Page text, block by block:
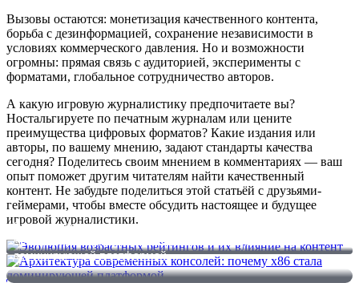
Вызовы остаются: монетизация качественного контента,
борьба с дезинформацией, сохранение независимости в
условиях коммерческого давления. Но и возможности
огромны: прямая связь с аудиторией, эксперименты с
форматами, глобальное сотрудничество авторов.
А какую игровую журналистику предпочитаете вы?
Ностальгируете по печатным журналам или цените
преимущества цифровых форматов? Какие издания или
авторы, по вашему мнению, задают стандарты качества
сегодня? Поделитесь своим мнением в комментариях — ваш
опыт поможет другим читателям найти качественный
контент. Не забудьте поделиться этой статьёй с друзьями-
геймерами, чтобы вместе обсудить настоящее и будущее
игровой журналистики.
Эволюция возрастных рейтингов и их влияние на контент
Архитектура современных консолей: почему x86 стала
доминирующей платформой